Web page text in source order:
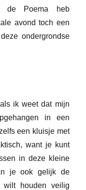
de Poema heb
avond toch een
ondergrondse
ik weet dat mijn
in een
een kluisje met
want je kunt
in deze kleine
je ook gelijk de
houden veilig